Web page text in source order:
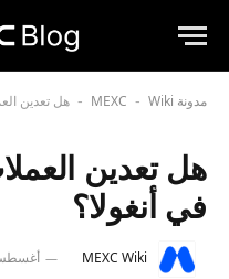
مدونة MEXC - Wiki
- هل تعدين
هل تعدين
في أنغولا؟
MEXC Wiki أغسطس 5,